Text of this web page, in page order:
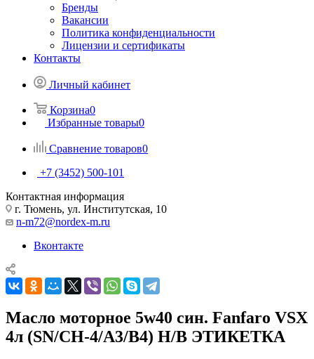
Бренды
Вакансии
Политика конфиденциальности
Лицензии и сертификаты
Контакты
Личный кабинет
Корзина0
Избранные товары0
Сравнение товаров0
+7 (3452) 500-101
Контактная информация
г. Тюмень, ул. Институтская, 10
n-m72@nordex-m.ru
Вконтакте
Масло моторное 5w40 син. Fanfaro VSX
4л (SN/CH-4/A3/B4) Н/В ЭТИКЕТКА